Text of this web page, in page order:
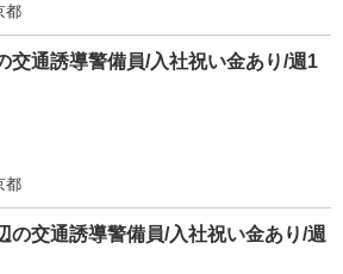
都
交通誘導警備員/入社祝い金あり/週1
都
の交通誘導警備員/入社祝い金あり/週